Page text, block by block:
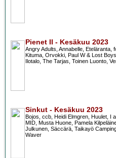
Pienet II - Kesäkuu 2023
Angry Adults, Annabelle, Eteläranta,
Kituma, Orvokki, Paul W & Lost
Ilotalo, The Tarjas, Toinen Luonto,
Sinkut - Kesäkuu 2023
Bojos, ccb, Heidi Elmgren, Huulet, I
MID, Musta Huone, Pamela
Julkunen, Säccärä, Taikayö
Waver